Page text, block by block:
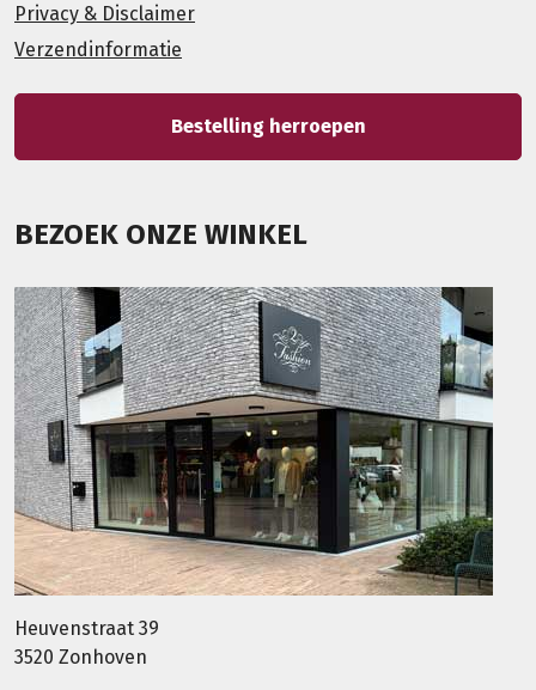
Privacy & Disclaimer
Verzendinformatie
Bestelling herroepen
BEZOEK ONZE WINKEL
Heuvenstraat 39
3520 Zonhoven